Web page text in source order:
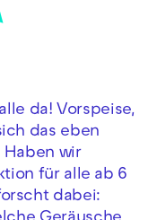
da! Vorspeise,
das eben
Haben wir
für alle ab 6
dabei: